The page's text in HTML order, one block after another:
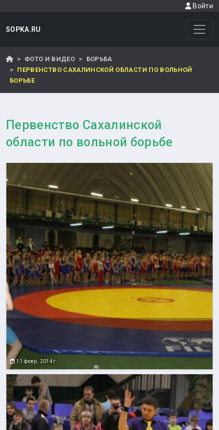
Войти
SOPKA.RU
ФОТО И ВИДЕО
БОРЬБА
ПЕРВЕНСТВО САХАЛИНСКОЙ ОБЛАСТИ ПО ВОЛЬНОЙ
БОРЬБЕ
Первенство Сахалинской
области по вольной борьбе
11 февр. 2014 г.